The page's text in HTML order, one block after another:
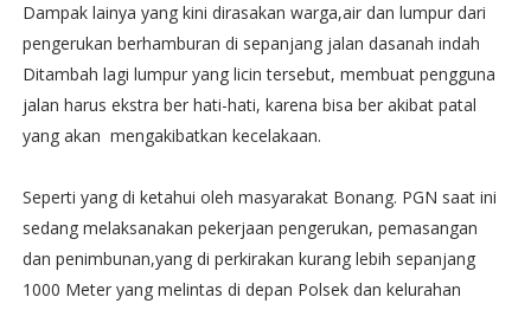
Dampak lainya yang kini dirasakan warga,air dan lumpur dari
pengerukan berhamburan di sepanjang jalan dasanah indah
Ditambah lagi lumpur yang licin tersebut, membuat pengguna
jalan harus ekstra ber hati-hati, karena bisa ber akibat patal
yang akan mengakibatkan kecelakaan.
Seperti yang di ketahui oleh masyarakat Bonang. PGN saat ini
sedang melaksanakan pekerjaan pengerukan, pemasangan
dan penimbunan,yang di perkirakan kurang lebih sepanjang
1000 Meter yang melintas di depan Polsek dan kelurahan